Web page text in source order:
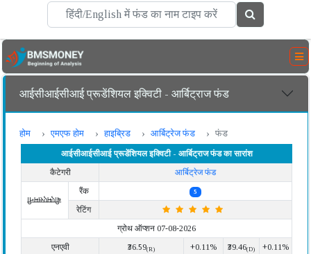
आईसीआईसीआई प्रूडेंशियल इक्विटी - आर्बिट्राज फंड
होम एमएफ होम हाइब्रिड आर्बिट्रेज फंड फंड
आईसीआईसीआई प्रूडेंशियल इक्विटी - आर्बिट्राज फंड का सारांश
कैटेगरी
आर्बिट्रेज फंड
बीएमएसमनी
रैंक 5
रेटिंग
ग्रोथ ऑप्शन 07-08-2026
एनएवी
₹36.59(R) +0.11% ₹39.46(D)
+0.11%